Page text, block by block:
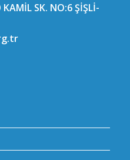
SK. NO:6 ŞİŞLİ-